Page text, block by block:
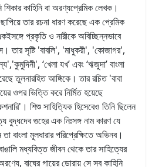
কাহিনি বা অরণ্যপ্রেমিক লেখক।
তার রচনা ধারণ করেছে এক প্রেমিক
প্রকৃতি ও নারীকে অবিচ্ছিন্নভাবে
তার সৃষ্টি 'বাবলি', 'মাধুকরী', 'কোজাগর',
‘খেলা যখ’ এবং ‘ঋজুদা’ বাংলা
তুলনারহিত আঙ্গিকে। তার রচিত 'বাবা
ওপর ভিত্তি করে নির্মিত হয়েছে
শিশু সাহিত্যিক হিসেবেও তিনি ছিলেন
বুদ্ধদেব গুহের এক নিঃসঙ্গ নাম কারণ যে
বাংলা মূলধারার পরিপ্রেক্ষিতে অভিনব।
মধ্যবিত্ত জীবন থেকে তার সাহিত্যের
বাঘের গায়ের ডোরায় সে সব কাহিনি